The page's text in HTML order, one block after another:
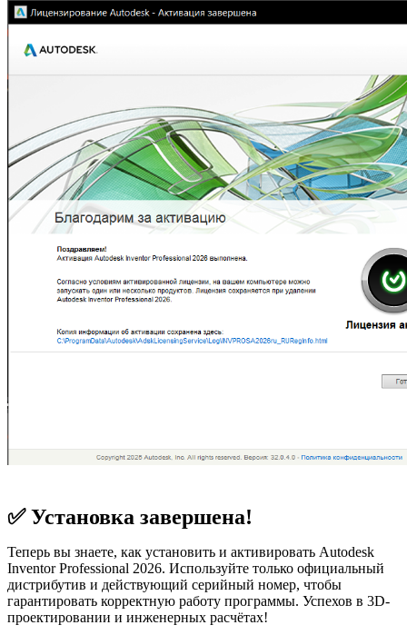
✅ Установка завершена!
Теперь вы знаете, как установить и активировать Autodesk
Inventor Professional 2026. Используйте только официальный
дистрибутив и действующий серийный номер, чтобы
гарантировать корректную работу программы. Успехов в 3D-
проектировании и инженерных расчётах!